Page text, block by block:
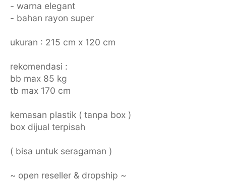
- warna elegant
- bahan rayon super
ukuran : 215 cm x 120 cm
rekomendasi :
bb max 85 kg
tb max 170 cm
kemasan plastik ( tanpa box )
box dijual terpisah
( bisa untuk seragaman )
~ open reseller & dropship ~